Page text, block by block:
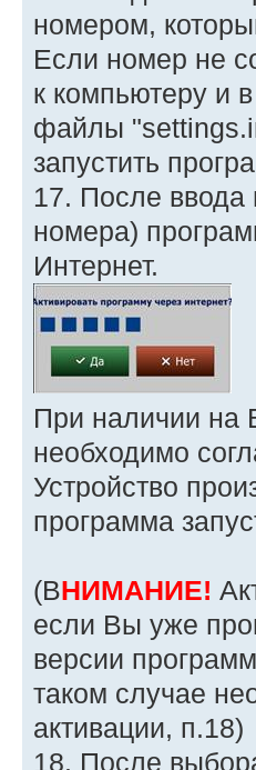
номером,
Если номер не
к компьютеру и
файлы
запустить
17. После ввода
номера)
Интернет.
При наличии на
необходимо
Устройство
программа
(ВНИМАНИЕ!
если Вы уже
версии
таком случае
активации, п.18)
18. После